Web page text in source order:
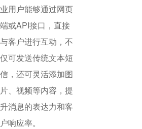
业用户能够通过网页
端或API接口，直接
与客户进行互动，不
仅可发送传统文本短
信，还可灵活添加图
片、视频等内容，提
升消息的表达力和客
户响应率。